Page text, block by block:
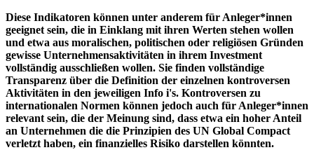
Diese Indikatoren können unter anderem für Anleger*innen
geeignet sein, die in Einklang mit ihren Werten stehen wollen
und etwa aus moralischen, politischen oder religiösen Gründen
gewisse Unternehmensaktivitäten in ihrem Investment
vollständig ausschließen wollen. Sie finden vollständige
Transparenz über die Definition der einzelnen kontroversen
Aktivitäten in den jeweiligen Info i's. Kontroversen zu
internationalen Normen können jedoch auch für Anleger*innen
relevant sein, die der Meinung sind, dass etwa ein hoher Anteil
an Unternehmen die die Prinzipien des UN Global Compact
verletzt haben, ein finanzielles Risiko darstellen könnten.